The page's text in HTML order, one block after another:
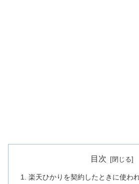
目次
楽天ひかりを契約したときに使わ